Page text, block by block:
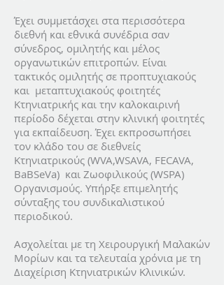
Έχει συμμετάσχει στα περισσότερα
διεθνή και εθνικά συνέδρια σαν
σύνεδρος, ομιλητής και μέλος
οργανωτικών επιτροπών. Είναι
τακτικός ομιλητής σε προπτυχιακούς
και μεταπτυχιακούς φοιτητές
Κτηνιατρικής και την καλοκαιρινή
περίοδο δέχεται στην κλινική φοιτητές
για εκπαίδευση. Έχει εκπροσωπήσει
τον κλάδο του σε διεθνείς
Κτηνιατρικούς (WVA,WSAVA, FECAVA,
BaBSeVa) και Ζωοφιλικούς (WSPA)
Οργανισμούς. Υπήρξε επιμελητής
σύνταξης του συνδικαλιστικού
περιοδικού.
Ασχολείται με τη Χειρουργική Μαλακών
Μορίων και τα τελευταία χρόνια με τη
Διαχείριση Κτηνιατρικών Κλινικών.